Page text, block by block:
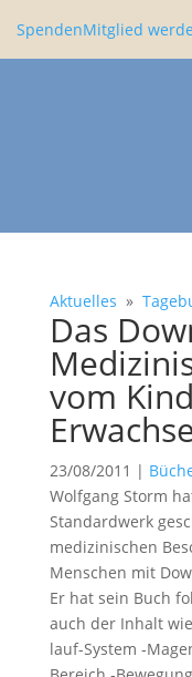
SpendenMitglied
Aktuelles »
Das
vom
23/08/2011 |
Wolfgang Storm
Standard­werk
medizi­ni­schen
Menschen mit
Er hat sein Buch
auch der Inhalt
lauf-System